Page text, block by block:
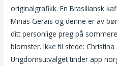
originalgrafikk. En Brasiliansk
Minas Gerais og denne er av
ditt personlige preg på
blomster. Ikke til stede: Christina
Ungdomsutvalget tinder app